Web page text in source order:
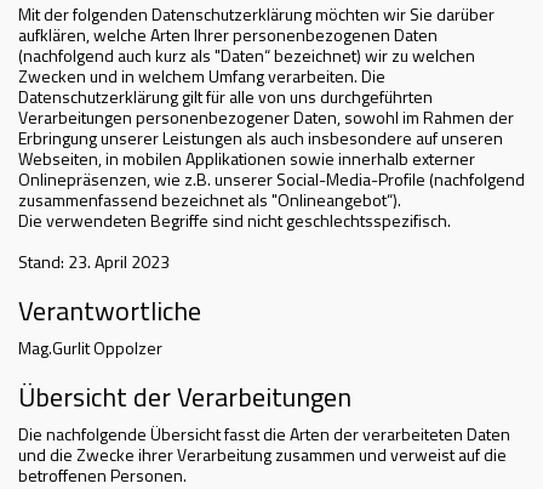
Mit der folgenden Datenschutzerklärung möchten wir Sie darüber
aufklären, welche Arten Ihrer personenbezogenen Daten
(nachfolgend auch kurz als "Daten“ bezeichnet) wir zu welchen
Zwecken und in welchem Umfang verarbeiten. Die
Datenschutzerklärung gilt für alle von uns durchgeführten
Verarbeitungen personenbezogener Daten, sowohl im Rahmen der
Erbringung unserer Leistungen als auch insbesondere auf unseren
Webseiten, in mobilen Applikationen sowie innerhalb externer
Onlinepräsenzen, wie z.B. unserer Social-Media-Profile (nachfolgend
zusammenfassend bezeichnet als "Onlineangebot“).
Die verwendeten Begriffe sind nicht geschlechtsspezifisch.
Stand: 23. April 2023
Verantwortliche
Mag.Gurlit Oppolzer
Übersicht der Verarbeitungen
Die nachfolgende Übersicht fasst die Arten der verarbeiteten Daten
und die Zwecke ihrer Verarbeitung zusammen und verweist auf die
betroffenen Personen.